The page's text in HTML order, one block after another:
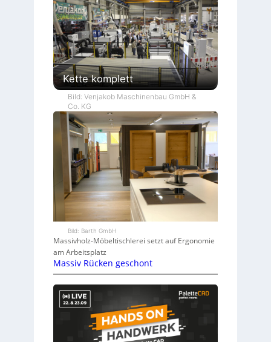
Kette komplett
Bild: Venjakob Maschinenbau GmbH &
Co. KG
Bild: Barth GmbH
Massivholz-Möbeltischlerei setzt auf Ergonomie
am Arbeitsplatz
Massiv Rücken geschont